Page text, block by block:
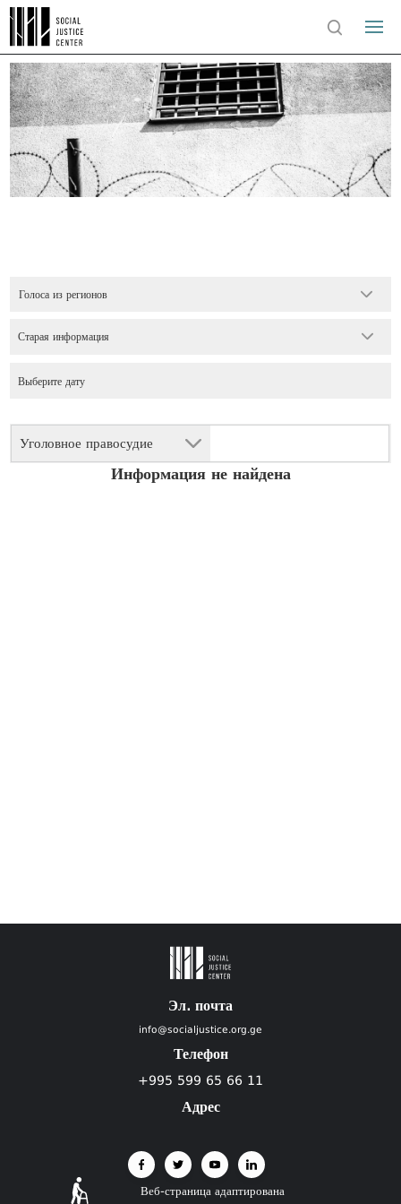
Голоса из регионов
Уголовное правосудие
Старая информация
Информация не найдена
Эл. почта
info@socialjustice.org.ge
Телефон
+995 599 65 66 11
Адрес
Веб-страница адаптирована